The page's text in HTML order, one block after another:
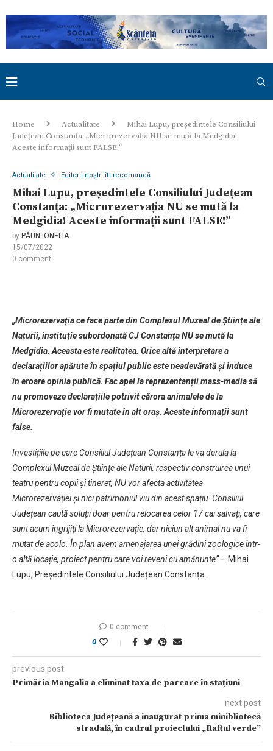
Home Actualitate
Mihai Lupu, președintele Consiliului
Județean Constanța: „Microrezervația NU se mută la Medgidia!
Aceste informații sunt FALSE!”
Actualitate Editorii noștri îți recomandă
Mihai Lupu, președintele Consiliului Județean
Constanța: „Microrezervația NU se mută la
Medgidia! Aceste informații sunt FALSE!”
by PĂUN IONELIA
15/07/2022
0 comment
„Microrezervația ce face parte din Complexul Muzeal de Științe ale
Naturii, instituție subordonată CJ Constanța NU se mută la
Medgidia. Aceasta este realitatea. Orice altă interpretare a
declarațiilor apărute în spațiul public este neadevărată și induce
în eroare opinia publică. Fac apel la reprezentanții mass-media să
nu promoveze declarațiile potrivit cărora animalele de la
Microrezervație vor fi mutate în alt oraș. Aceste informații sunt
false.
Investițiile pe care Consiliul Județean Constanța le va derula la
Complexul Muzeal de Științe ale Naturii, respectiv construirea unui
teatru pentru copii și tineret, NU vor afecta activitatea
Microrezervației și nici patrimoniul viu din acest spațiu. Consiliul
Județean caută soluții doar pentru relocarea celor 17 cai salvați, care
sunt acum îngrijiți la Microrezervație, dar niciun alt animal nu va fi
mutat de acolo. În plan avem amenajarea unei grădini zoologice într-
o altă locație, proiect pentru care voi reveni cu amănunte”– Mihai
Lupu, Președintele Consiliului Județean Constanța.
0 comment
0
previous post
Primăria Mangalia a eliminat taxa de parcare în stațiuni
next post
Biblioteca Județeană a inaugurat prima minibliotecă
stradală, în cadrul proiectului „Raftul verde”